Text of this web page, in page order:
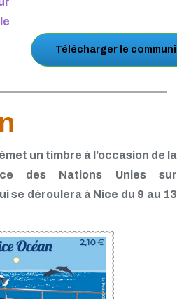
Télécharger le
un timbre à l’occasion de la
des Nations Unies sur
se déroulera à Nice du 9 au 13